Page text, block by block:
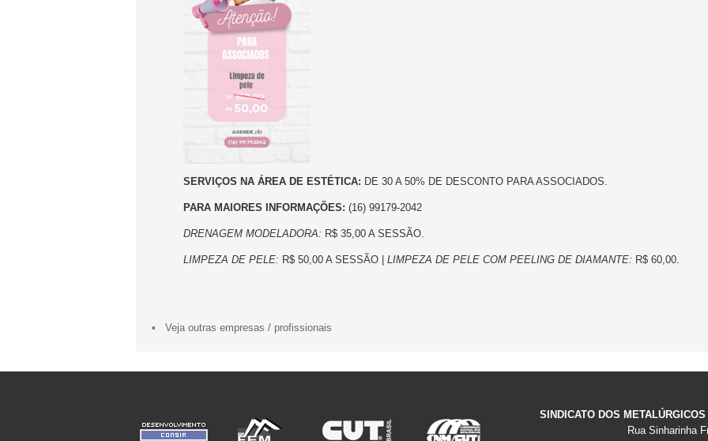
SERVIÇOS NA ÁREA DE ESTÉTICA: DE 30 A 50% DE DESCONTO PARA ASSOCIADOS.
PARA MAIORES INFORMAÇÕES: (16) 99179-2042
DRENAGEM MODELADORA: R$ 35,00 A SESSÃO.
LIMPEZA DE PELE: R$ 50,00 A SESSÃO | LIMPEZA DE PELE COM PEELING DE DIAMANTE: R$ 60,00.
• Veja outras empresas / profissionais
SINDICATO DOS
Rua Sinharinha